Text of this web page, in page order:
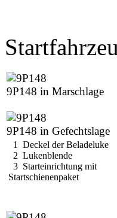
9P148 in Marschlage
9P148 in Gefechtslage
1 Deckel der Beladeluke
2 Lukenblende
3 Starteinrichtung mit
Startschienenpaket